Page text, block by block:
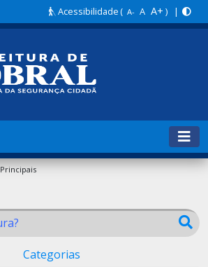
Acessibilidade( A- A A+ ) |
Principais
Categorias